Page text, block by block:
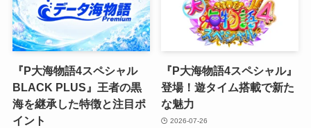
『P大海物語4スペシャル
BLACK PLUS』王者の黒
海を継承した特徴と注目ポ
イント
『P大海物語4スペシャル』
登場！遊タイム搭載で新た
な魅力
2026-07-26